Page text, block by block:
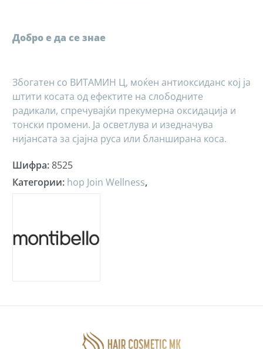
Добро е да се знае
Збогатен со ВИТАМИН Ц, моќен антиоксиданс кој ја
штити косата од ефектите на слободните
радикали, спречувајќи прекумерна оксидација и
тонски промени. Ја осветлува и изедначува
нијансата за сјајна руса или бланширана коса.
Шифра:8525
Категории: hop Join Wellness,